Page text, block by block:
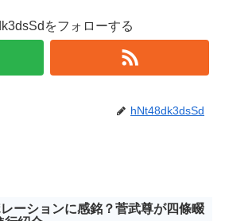
をフォローする
hNt48dk3dsSd
ーションに感銘？菅武尊が四條畷